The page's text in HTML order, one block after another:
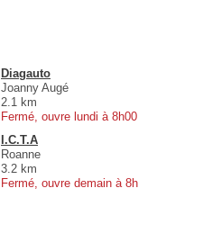
Diagauto
Joanny Augé
2.1 km
Fermé, ouvre lundi à 8h00
I.C.T.A
Roanne
3.2 km
Fermé, ouvre demain à 8h